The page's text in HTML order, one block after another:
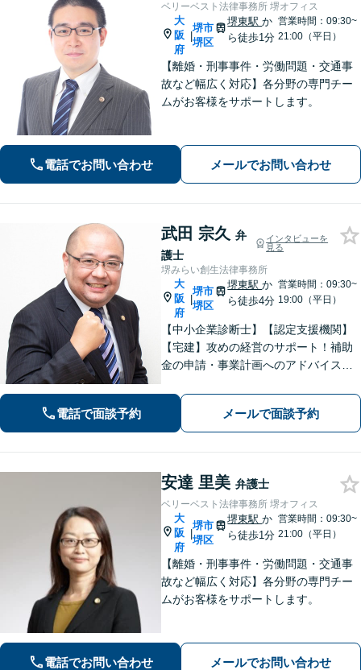
ベリーベスト法律事務所 堺オフィス
大
阪
府
|
堺市
堺区
堺東駅か
ら徒歩1分
営業時間：09:30~
21:00（平日）
【離婚・刑事事件・労働問題・交通事
故など幅広く対応】各分野の専門チー
ムがお客様をサポートします。
電話でお問い合わせ メールでお問い合わせ
武田 宗久 弁
護士
インタビューを
見る
堺みらい創生法律事務所
大
阪
府
|
堺市
堺区
堺東駅か
ら徒歩4分
営業時間：09:30~
19:00（平日）
【中小企業診断士】【認定支援機関】
【宅建】攻めの経営のサポート！補助
金の申請・事業計画へのアドバイス／
せ！財産分与・事業継承／交通事故／
債務整理／労働問題も【夜間・休日面
談】【完全個室】【堺東駅4分】
電話で面談予約 メールで面談予約
安達 里美 弁護士
ベリーベスト法律事務所 堺オフィス
大
阪
府
|
堺市
堺区
堺東駅か
ら徒歩1分
営業時間：09:30~
21:00（平日）
【離婚・刑事事件・労働問題・交通事
故など幅広く対応】各分野の専門チー
ムがお客様をサポートします。
電話でお問い合わせ メールでお問い合わせ